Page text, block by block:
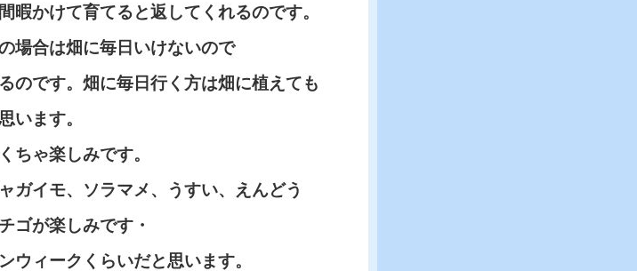
かけて育てると返してくれるのです。
場合は畑に毎日いけないので
のです。畑に毎日行く方は畑に植えても
います。
ちゃ楽しみです。
ガイモ、ソラマメ、うすい、えんどう
ゴが楽しみです・
ィークくらいだと思います。